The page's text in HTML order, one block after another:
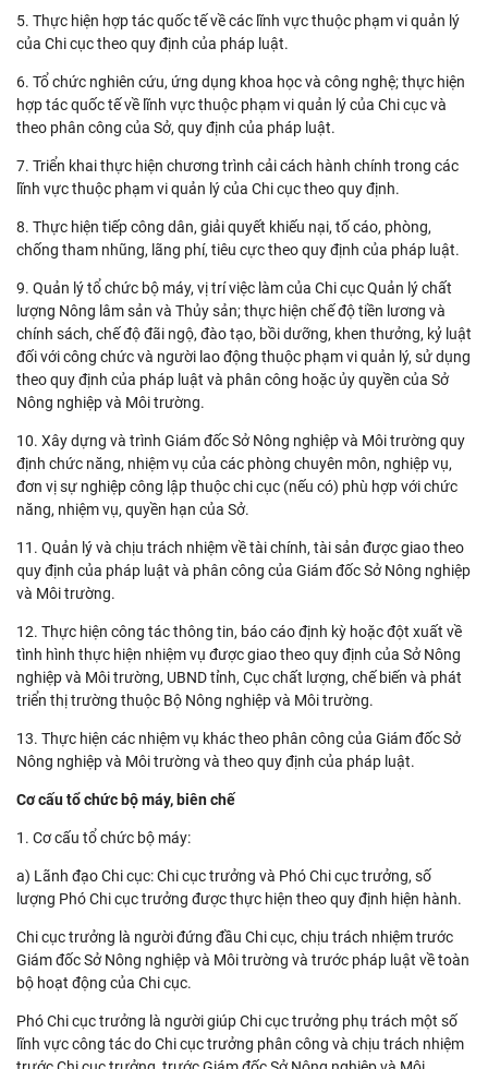
5. Thực hiện hợp tác quốc tế về các lĩnh vực thuộc phạm vi quản lý
của Chi cục theo quy định của pháp luật.
6. Tổ chức nghiên cứu, ứng dụng khoa học và công nghệ; thực hiện
hợp tác quốc tế về lĩnh vực thuộc phạm vi quản lý của Chi cục và
theo phân công của Sở, quy định của pháp luật.
7. Triển khai thực hiện chương trình cải cách hành chính trong các
lĩnh vực thuộc phạm vi quản lý của Chi cục theo quy định.
8. Thực hiện tiếp công dân, giải quyết khiếu nại, tố cáo, phòng,
chống tham nhũng, lãng phí, tiêu cực theo quy định của pháp luật.
9. Quản lý tổ chức bộ máy, vị trí việc làm của Chi cục Quản lý chất
lượng Nông lâm sản và Thủy sản; thực hiện chế độ tiền lương và
chính sách, chế độ đãi ngộ, đào tạo, bồi dưỡng, khen thưởng, kỷ luật
đối với công chức và người lao động thuộc phạm vi quản lý, sử dụng
theo quy định của pháp luật và phân công hoặc ủy quyền của Sở
Nông nghiệp và Môi trường.
10. Xây dựng và trình Giám đốc Sở Nông nghiệp và Môi trường quy
định chức năng, nhiệm vụ của các phòng chuyên môn, nghiệp vụ,
đơn vị sự nghiệp công lập thuộc chi cục (nếu có) phù hợp với chức
năng, nhiệm vụ, quyền hạn của Sở.
11. Quản lý và chịu trách nhiệm về tài chính, tài sản được giao theo
quy định của pháp luật và phân công của Giám đốc Sở Nông nghiệp
và Môi trường.
12. Thực hiện công tác thông tin, báo cáo định kỳ hoặc đột xuất về
tình hình thực hiện nhiệm vụ được giao theo quy định của Sở Nông
nghiệp và Môi trường, UBND tỉnh, Cục chất lượng, chế biến và phát
triển thị trường thuộc Bộ Nông nghiệp và Môi trường.
13. Thực hiện các nhiệm vụ khác theo phân công của Giám đốc Sở
Nông nghiệp và Môi trường và theo quy định của pháp luật.
Cơ cấu tổ chức bộ máy, biên chế
1. Cơ cấu tổ chức bộ máy:
a) Lãnh đạo Chi cục: Chi cục trưởng và Phó Chi cục trưởng, số
lượng Phó Chi cục trưởng được thực hiện theo quy định hiện hành.
Chi cục trưởng là người đứng đầu Chi cục, chịu trách nhiệm trước
Giám đốc Sở Nông nghiệp và Môi trường và trước pháp luật về toàn
bộ hoạt động của Chi cục.
Phó Chi cục trưởng là người giúp Chi cục trưởng phụ trách một số
lĩnh vực công tác do Chi cục trưởng phân công và chịu trách nhiệm